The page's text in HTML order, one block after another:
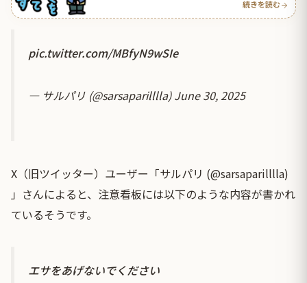
続きを読む
pic.twitter.com/MBfyN9wSIe
— サルパリ (@sarsaparilllla)June 30, 2025
X（旧ツイッター）ユーザー「サルパリ (@sarsaparilllla)
」さんによると、注意看板には以下のような内容が書かれ
ているそうです。
エサをあげないでください